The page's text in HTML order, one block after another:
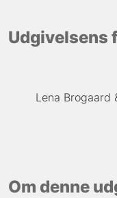
Udgivelsens
Lena Brogaard
Om denne